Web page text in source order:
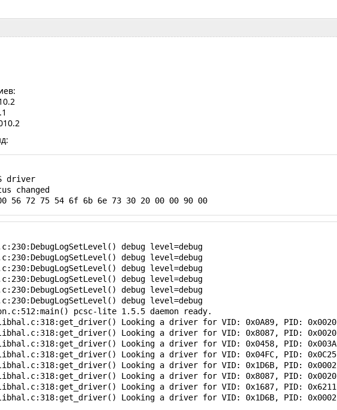
driver
changed
56 72 75 54 6f 6b 6e 73 30 20 00 00 90 00
debug level=debug
debug level=debug
debug level=debug
debug level=debug
debug level=debug
debug level=debug
pcsc-lite 1.5.5 daemon ready.
Looking a driver for VID: 0x0A89, PID: 0x0020
Looking a driver for VID: 0x8087, PID: 0x0020
Looking a driver for VID: 0x0458, PID: 0x003A
Looking a driver for VID: 0x04FC, PID: 0x0C25
Looking a driver for VID: 0x1D6B, PID: 0x0002
Looking a driver for VID: 0x8087, PID: 0x0020
Looking a driver for VID: 0x1687, PID: 0x6211
Looking a driver for VID: 0x1D6B, PID: 0x0002